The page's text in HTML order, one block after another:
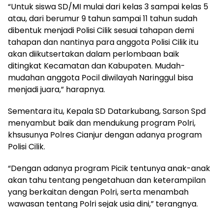
“Untuk siswa SD/MI mulai dari kelas 3 sampai kelas 5
atau, dari berumur 9 tahun sampai 11 tahun sudah
dibentuk menjadi Polisi Cilik sesuai tahapan demi
tahapan dan nantinya para anggota Polisi Cilik itu
akan diikutsertakan dalam perlombaan baik
ditingkat Kecamatan dan Kabupaten. Mudah-
mudahan anggota Pocil diwilayah Naringgul bisa
menjadi juara,” harapnya.
Sementara itu, Kepala SD Datarkubang, Sarson Spd
menyambut baik dan mendukung program Polri,
khsusunya Polres Cianjur dengan adanya program
Polisi Cilik.
“Dengan adanya program Picik tentunya anak-anak
akan tahu tentang pengetahuan dan keterampilan
yang berkaitan dengan Polri, serta menambah
wawasan tentang Polri sejak usia dini,” terangnya.